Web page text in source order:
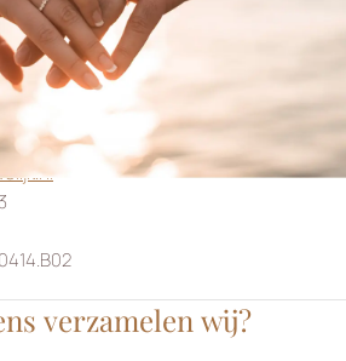
aan De Steiger 93, 1351 AH Almere, is
van persoonsgegevens zoals
verzamelen wij?